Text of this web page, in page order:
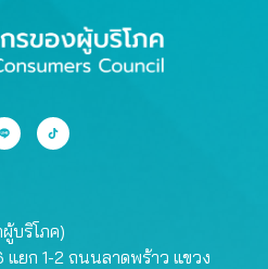
บริโภค)
แยก 1-2 ถนนลาดพร้าว แขวง